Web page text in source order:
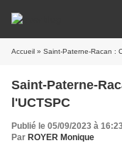
Accueil » Saint-Paterne-Racan :
Saint-Paterne-
l'UCTSPC
Publié le 05/09/2023 à
Par ROYER Monique